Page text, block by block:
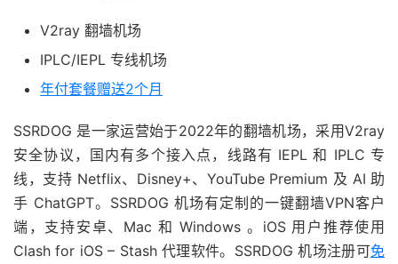
V2ray 翻墙机场
IPLC/IEPL 专线机场
年付套餐赠送2个月
SSRDOG 是一家运营始于2022年的翻墙机场，采用V2ray
安全协议，国内有多个接入点，线路有 IEPL 和 IPLC 专
线，支持 Netflix、Disney+、YouTube Premium 及 AI 助
手 ChatGPT。SSRDOG 机场有定制的一键翻墙VPN客户
端，支持安卓、Mac 和 Windows 。iOS 用户推荐使用
Clash for iOS – Stash 代理软件。SSRDOG 机场注册可免